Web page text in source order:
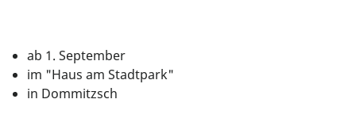
ab 1. September
im "Haus am Stadtpark"
in Dommitzsch